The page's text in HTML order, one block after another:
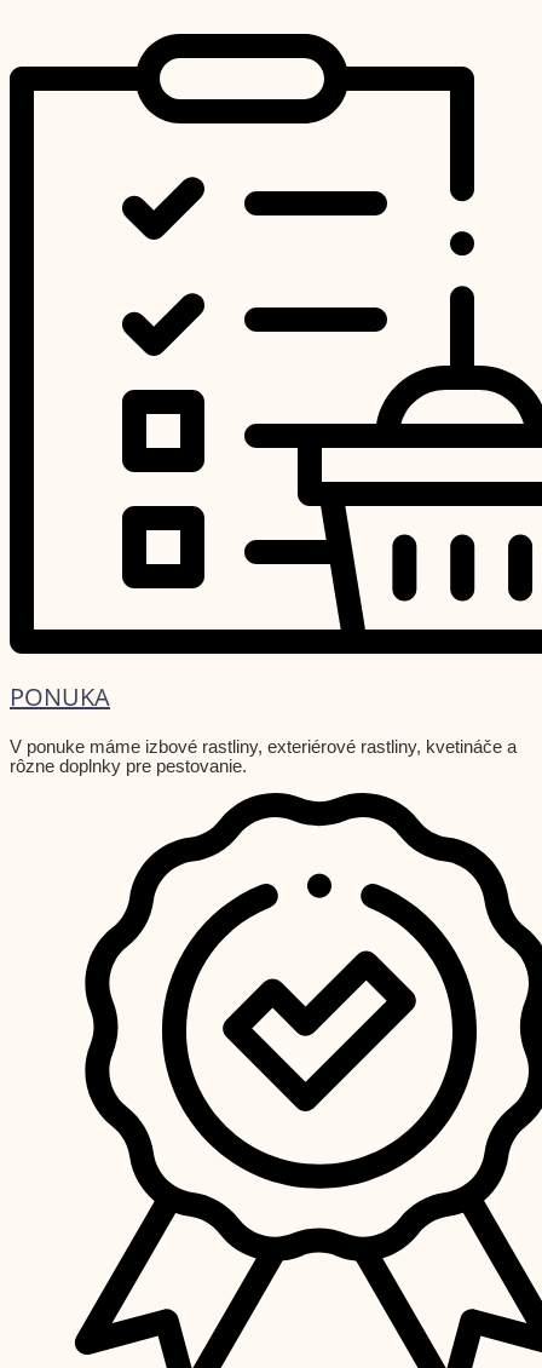
PONUKA
V ponuke máme izbové rastliny, exteriérové rastliny, kvetináče a
rôzne doplnky pre pestovanie.